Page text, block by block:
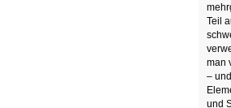
Teil
man
–
und